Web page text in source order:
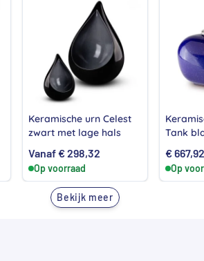
Keramische urn Celest
zwart met lage hals
Vanaf €298,32
Op voorraad
Tank
€667,92
Op
Bekijk meer